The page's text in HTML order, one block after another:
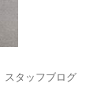
スタッフブログ